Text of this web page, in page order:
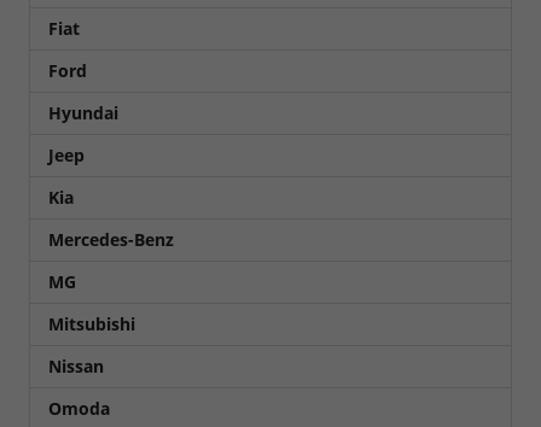
Fiat
Ford
Hyundai
Jeep
Kia
Mercedes-Benz
MG
Mitsubishi
Nissan
Omoda